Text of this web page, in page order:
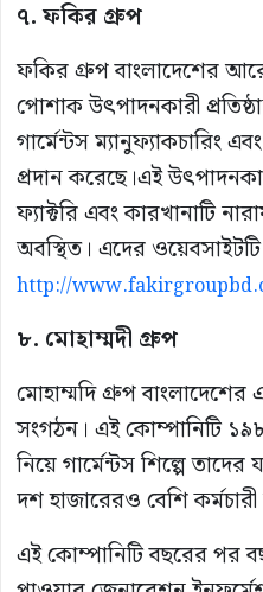
৭. ফকির গ্রুপ
ফকির গ্রুপ বাংলাদেশের
পোশাক উৎপাদনকারী
গার্মেন্টস ম্যানুফ্যাকচারিং
প্রদান করেছে।এই
ফ্যাক্টরি এবং কারখানাটি
অবস্থিত। এদের
http://
৮. মোহাম্মদী গ্রুপ
মোহাম্মদি গ্রুপ বাংলাদেশের
সংগঠন। এই কোম্পানিটি
নিয়ে গার্মেন্টস শিল্পে
দশ হাজারেরও বেশি
এই কোম্পানিটি বছরের পর